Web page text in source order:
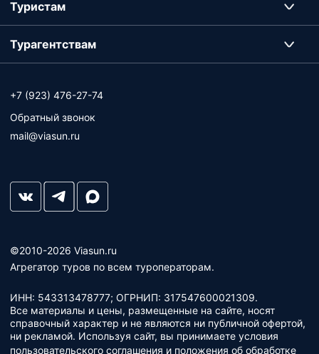
©2010-2026 Viasun.ru
Агрегатор туров по всем туроператорам.
ИНН: 543313478777; ОГРНИП: 317547600021309.
Все материалы и цены, размещенные на сайте, носят
справочный характер и не являются ни публичной офертой,
ни рекламой. Используя сайт, вы принимаете условия
пользовательского соглашения и положения об обработке
Туристам
Турагентствам
+7 (923) 476-27-74
Обратный звонок
mail@viasun.ru